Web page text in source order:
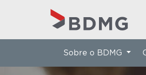
Sobre o BDMG